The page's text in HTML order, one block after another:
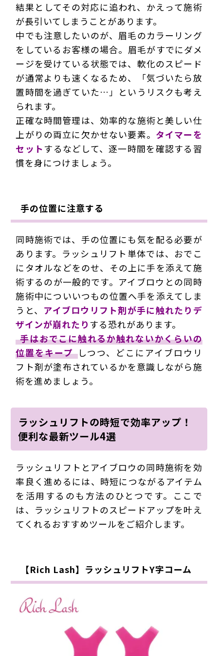
結果としてその対応に追われ、かえって施術
が長引いてしまうことがあります。
中でも注意したいのが、眉毛のカラーリング
をしているお客様の場合。眉毛がすでにダメ
ージを受けている状態では、軟化のスピード
が通常よりも速くなるため、「気づいたら放
置時間を過ぎていた…」というリスクも考え
られます。
正確な時間管理は、効率的な施術と美しい仕
上がりの両立に欠かせない要素。 タイマーを
セットするなどして、逐一時間を確認する習
慣を身につけましょう。
手の位置に注意する
同時施術では、手の位置にも気を配る必要が
あります。ラッシュリフト単体では、おでこ
にタオルなどをのせ、その上に手を添えて施
術するのが一般的です。アイブロウとの同時
施術中についいつもの位置へ手を添えてしま
うと、 アイブロウリフト剤が手に触れたりデ
ザインが崩れたり する恐れがあります。
手はおでこに触れるか触れないかくらいの
位置をキープ しつつ、どこにアイブロウリ
フト剤が塗布されているかを意識しながら施
術を進めましょう。
ラッシュリフトの時短で効率アップ！
便利な最新ツール4選
ラッシュリフトとアイブロウの同時施術を効
率良く進めるには、時短につながるアイテム
を活用するのも方法のひとつです。ここで
は、ラッシュリフトのスピードアップを叶え
てくれるおすすめツールをご紹介します。
【Rich Lash】ラッシュリフトY字コーム